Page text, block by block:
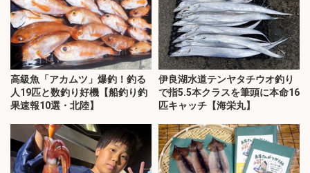
高級魚「アカムツ」爆釣！釣る
人19匹と数釣り好機【船釣り釣
果速報10選・北陸】
伊良湖水道テンヤタチウオ釣り
で指5.5本クラスを筆頭に本命16
匹キャッチ【海栄丸】